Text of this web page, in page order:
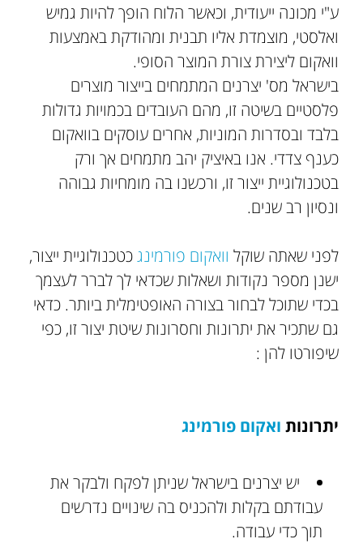
ע"י מכונה ייעודית, וכאשר הלוח הופך להיות גמיש
ואלסטי, מוצמדת אליו תבנית ומהודקת באמצעות
וואקום ליצירת צורת המוצר הסופי.
בישראל מס' יצרנים המתמחים בייצור מוצרים
פלסטיים בשיטה זו, מהם העובדים בכמויות גדולות
בלבד ובסדרות המוניות, אחרים עוסקים בוואקום
כענף צדדי. אנו באיציק יהב מתמחים אך ורק
בטכנולוגיית ייצור זו, ורכשנו בה מומחיות גבוהה
ונסיון רב שנים.
לפני שאתה שוקל וואקום פורמינגכטכנולוגיית ייצור,
ישנן מספר נקודות ושאלות שכדאי לך לברר לעצמך
בכדי שתוכל לבחור בצורה האופטימלית ביותר. כדאי
גם שתכיר את יתרונות וחסרונות שיטת יצור זו, כפי
שיפורטו להן :
יתרונות ואקום פורמינג
יש יצרנים בישראל שניתן לפקח ולבקר את
עבודתם בקלות ולהכניס בה שינויים נדרשים
תוך כדי עבודה.